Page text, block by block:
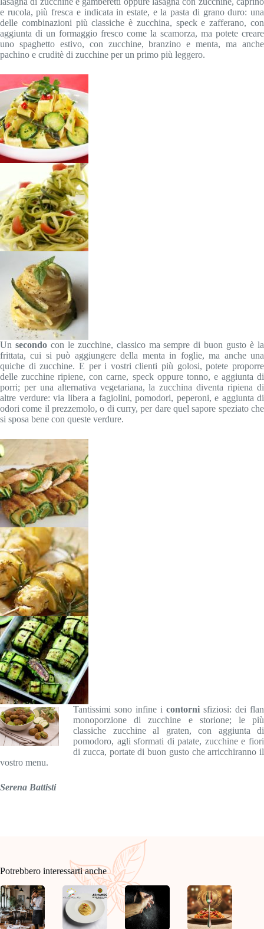
e rucola, più fresca e indicata in estate, e la pasta di grano duro: una
delle combinazioni più classiche è zucchina, speck e zafferano, con
aggiunta di un formaggio fresco come la scamorza, ma potete creare
uno spaghetto estivo, con zucchine, branzino e menta, ma anche
pachino e cruditè di zucchine per un primo più leggero.
Un secondocon le zucchine, classico ma sempre di buon gusto è la
frittata, cui si può aggiungere della menta in foglie, ma anche una
quiche di zucchine. E per i vostri clienti più golosi, potete proporre
delle zucchine ripiene, con carne, speck oppure tonno, e aggiunta di
porri; per una alternativa vegetariana, la zucchina diventa ripiena di
altre verdure: via libera a fagiolini, pomodori, peperoni, e aggiunta di
odori come il prezzemolo, o di curry, per dare quel sapore speziato che
si sposa bene con queste verdure.
Tantissimi sono infine i contorni sfiziosi: dei flan
monoporzione di zucchine e storione; le più
classiche zucchine al graten, con aggiunta di
pomodoro, agli sformati di patate, zucchine e fiori
di zucca, portate di buon gusto che arricchiranno il
vostro menu.
Serena Battisti
Potrebbero interessarti anche